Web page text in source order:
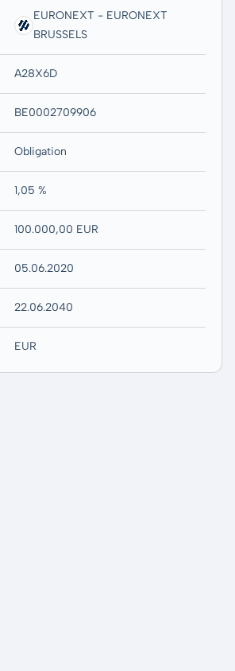
EURONEXT - EURONEXT
BRUSSELS
A28X6D
BE0002709906
Obligation
1,05 %
100.000,00 EUR
05.06.2020
22.06.2040
EUR